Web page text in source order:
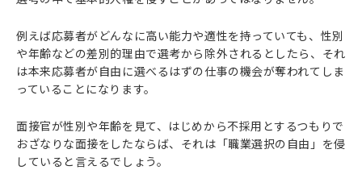
例えば応募者がどんなに高い能力や適性を持っていても、性別
や年齢などの差別的理由で選考から除外されるとしたら、それ
は本来応募者が自由に選べるはずの仕事の機会が奪われてしま
っていることになります。
面接官が性別や年齢を見て、はじめから不採用とするつもりで
おざなりな面接をしたならば、それは「職業選択の自由」を侵
していると言えるでしょう。